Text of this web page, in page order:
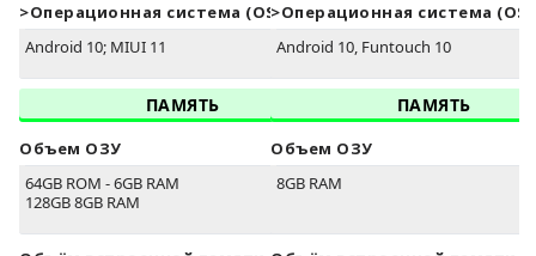
>Oперационная система (OS)
Android 10; MIUI 11
ПАМЯТЬ
Объем ОЗУ
64GB ROM - 6GB RAM
128GB 8GB RAM
>Oперационная система (OS)
Android 10, Funtouch 10
ПАМЯТЬ
Объем ОЗУ
8GB RAM